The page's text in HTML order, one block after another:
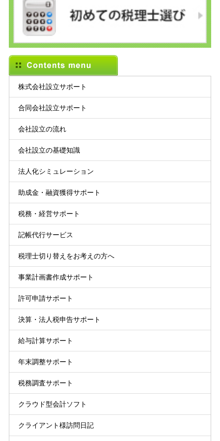
株式会社設立サポート
合同会社設立サポート
会社設立の流れ
会社設立の基礎知識
法人化シミュレーション
助成金・融資獲得サポート
税務・経営サポート
記帳代行サービス
税理士切り替えをお考えの方へ
事業計画書作成サポート
許可申請サポート
決算・法人税申告サポート
給与計算サポート
年末調整サポート
税務調査サポート
クラウド型会計ソフト
クライアント様訪問日記